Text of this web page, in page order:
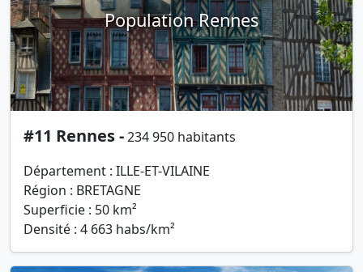
Population Rennes
#11 Rennes -234 950 habitants
Département : ILLE-ET-VILAINE
Région : BRETAGNE
Superficie : 50 km²
Densité : 4 663 habs/km²